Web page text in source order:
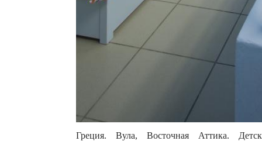
Греция. Вула, Восточная Аттика.